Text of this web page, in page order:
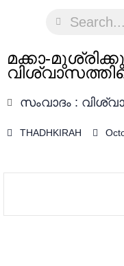
മക്കാ-
സംവാദം :
THADHKIRAH